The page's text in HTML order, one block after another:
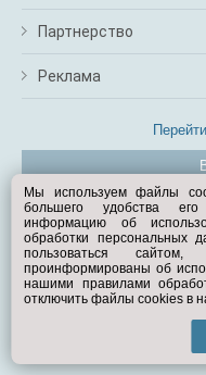
Партнерство
Реклама
©
Мы используем файлы
большего удобства
информацию об
обработки персональных
пользоваться
проинформированы об
нашими правилами
отключить файлы cookies в